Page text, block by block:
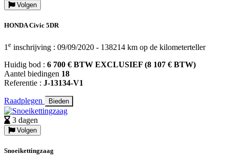
Volgen
HONDA Civic 5DR
1 e inschrijving : 09/09/2020 - 138214 km op de kilometerteller
Huidig bod : 6 700 € BTW EXCLUSIEF (8 107 € BTW)
Aantel biedingen 18
Referentie : J-13134-V1
Raadplegen Bieden
3 dagen
Volgen
Snoeikettingzaag